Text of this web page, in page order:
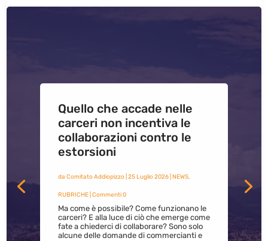
Quello che accade nelle
carceri non incentiva le
collaborazioni contro le
estorsioni
da Comitato Addiopizzo| 25 Luglio 2026| NEWS,
RUBRICHE| Commenti 0
Ma come è possibile? Come funzionano le
carceri? E alla luce di ciò che emerge come
fate a chiederci di collaborare? Sono solo
alcune delle domande di commercianti e